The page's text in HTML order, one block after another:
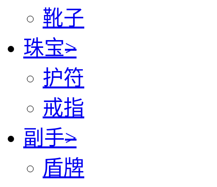
靴子
珠宝>
护符
戒指
副手>
盾牌